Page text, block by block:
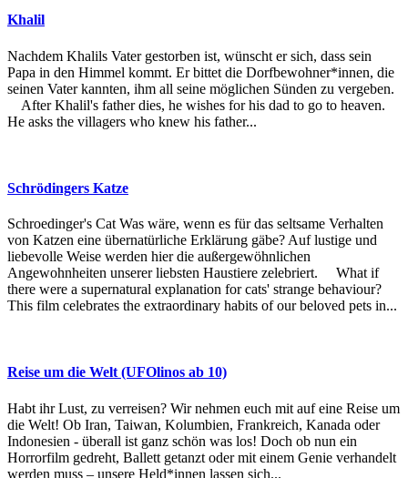
Khalil
Nachdem Khalils Vater gestorben ist, wünscht er sich, dass sein
Papa in den Himmel kommt. Er bittet die Dorfbewohner*innen, die
seinen Vater kannten, ihm all seine möglichen Sünden zu vergeben.
After Khalil's father dies, he wishes for his dad to go to heaven.
He asks the villagers who knew his father...
Schrödingers Katze
Schroedinger's Cat Was wäre, wenn es für das seltsame Verhalten
von Katzen eine übernatürliche Erklärung gäbe? Auf lustige und
liebevolle Weise werden hier die außergewöhnlichen
Angewohnheiten unserer liebsten Haustiere zelebriert. What if
there were a supernatural explanation for cats' strange behaviour?
This film celebrates the extraordinary habits of our beloved pets in...
Reise um die Welt (UFOlinos ab 10)
Habt ihr Lust, zu verreisen? Wir nehmen euch mit auf eine Reise um
die Welt! Ob Iran, Taiwan, Kolumbien, Frankreich, Kanada oder
Indonesien - überall ist ganz schön was los! Doch ob nun ein
Horrorfilm gedreht, Ballett getanzt oder mit einem Genie verhandelt
werden muss – unsere Held*innen lassen sich...